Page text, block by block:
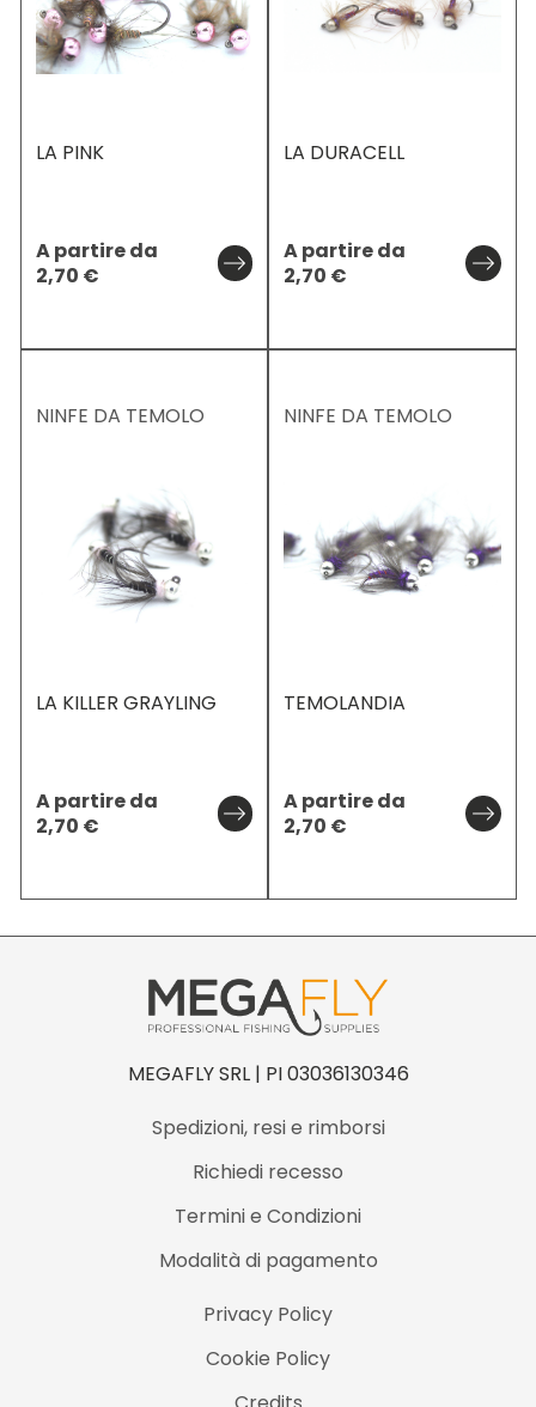
LA PINK
A partire da
2,70 €
LA DURACELL
A partire da
2,70 €
NINFE DA TEMOLO
LA KILLER GRAYLING
A partire da
2,70 €
NINFE DA TEMOLO
TEMOLANDIA
A partire da
2,70 €
MEGAFLY SRL | PI 03036130346
Spedizioni, resi e rimborsi
Richiedi recesso
Termini e Condizioni
Modalità di pagamento
Privacy Policy
Cookie Policy